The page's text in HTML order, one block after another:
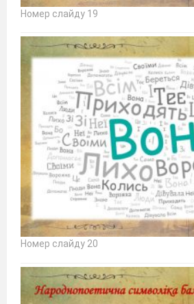
Номер слайду 19
Номер слайду 20